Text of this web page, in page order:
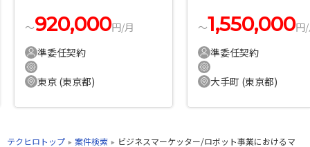
〜920,000円/月
準委任契約
東京 (東京都)
〜1,550,000円
準委任契約
大手町 (東京都)
テクヒロトップ 案件検索
ビジネスマーケッター/ロボット事業におけるマ